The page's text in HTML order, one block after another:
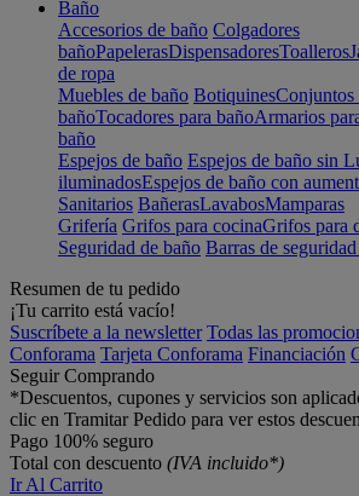
Baño
Accesorios de baño Colgadores
bañoPapelerasDispensadoresToalleros
de ropa
Muebles de baño BotiquinesConjuntos
bañoTocadores para bañoArmarios
baño
Espejos de baño Espejos de baño sin
iluminadosEspejos de baño con
Sanitarios BañerasLavabosMamparas
Grifería Grifos para cocinaGrifos para
Seguridad de baño Barras de
Resumen de tu pedido
¡Tu carrito está vacío!
Suscríbete a la newsletter Todas las
Conforama Tarjeta Conforama Financiación
Seguir Comprando
*Descuentos, cupones y servicios son
clic en Tramitar Pedido para ver estos
Pago 100% seguro
Total con descuento (IVA incluido*)
Ir Al Carrito